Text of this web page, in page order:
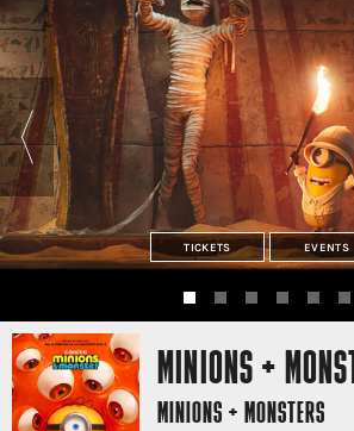
TICKETS EVENTS
MINIONS +
MINIONS + MONSTERS